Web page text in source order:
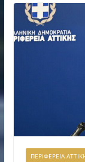
ΠΕΡΙΦΕΡΕΙΑ